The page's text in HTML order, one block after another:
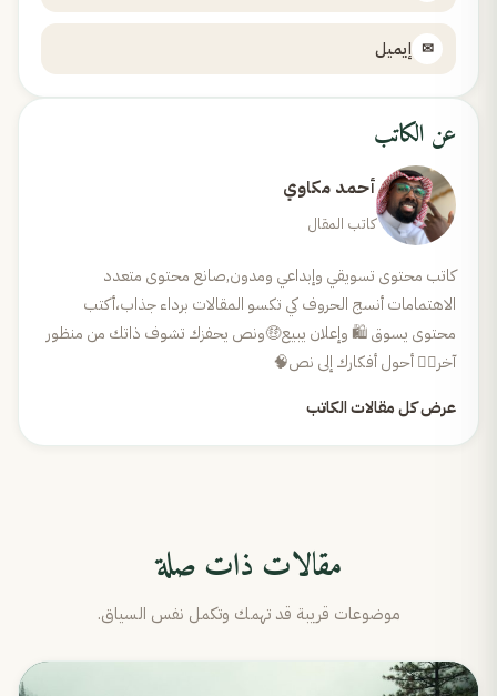
✉ إيميل
عن الكاتب
أحمد مكاوي
كاتب المقال
كاتب محتوى تسويقي وإبداعي ومدون,صانع محتوى متعدد
الاهتمامات أنسج الحروف كي تكسو المقالات برداء جذاب،أكتب
محتوى يسوق 🛍 وإعلان يبيع🤑ونص يحفزك تشوف ذاتك من منظور
آخر😶‍🌫️ أحول أفكارك إلى نص🧠
عرض كل مقالات الكاتب
مقالات ذات صلة
موضوعات قريبة قد تهمك وتكمل نفس السياق.